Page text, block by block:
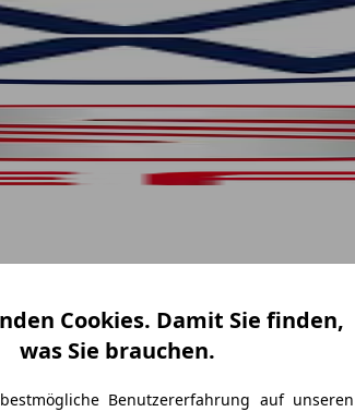
Cookies. Damit Sie finden,
was Sie brauchen.
Benutzererfahrung auf unseren